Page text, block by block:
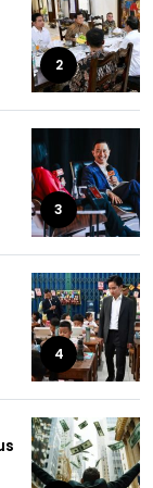
2
3
4